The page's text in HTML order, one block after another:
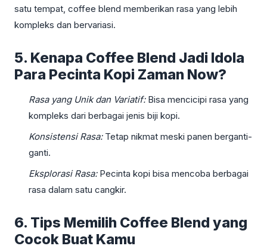
satu tempat, coffee blend memberikan rasa yang lebih
kompleks dan bervariasi.
5. Kenapa Coffee Blend Jadi Idola
Para Pecinta Kopi Zaman Now?
Rasa yang Unik dan Variatif:Bisa mencicipi rasa yang
kompleks dari berbagai jenis biji kopi.
Konsistensi Rasa: Tetap nikmat meski panen berganti-
ganti.
Eksplorasi Rasa: Pecinta kopi bisa mencoba berbagai
rasa dalam satu cangkir.
6. Tips Memilih Coffee Blend yang
Cocok Buat Kamu